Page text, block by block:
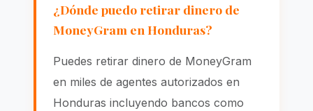
¿Dónde puedo retirar dinero de
MoneyGram en Honduras?
Puedes retirar dinero de MoneyGram
en miles de agentes autorizados en
Honduras incluyendo bancos como